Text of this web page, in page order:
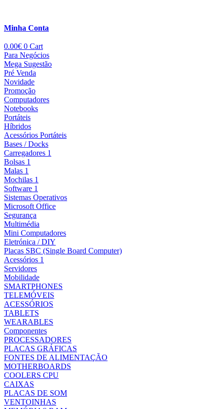
Minha Conta
0.00€ 0 Cart
Para Negócios
Mega Sugestão
Pré Venda
Novidade
Promoção
Computadores
Notebooks
Portáteis
Híbridos
Acessórios Portáteis
Bases / Docks
Carregadores 1
Bolsas 1
Malas 1
Mochilas 1
Software 1
Sistemas Operativos
Microsoft Office
Segurança
Multimédia
Mini Computadores
Eletrónica / DIY
Placas SBC (Single Board Computer)
Acessórios 1
Servidores
Mobilidade
SMARTPHONES
TELEMÓVEIS
ACESSÓRIOS
TABLETS
WEARABLES
Componentes
PROCESSADORES
PLACAS GRÁFICAS
FONTES DE ALIMENTAÇÃO
MOTHERBOARDS
COOLERS CPU
CAIXAS
PLACAS DE SOM
VENTOINHAS